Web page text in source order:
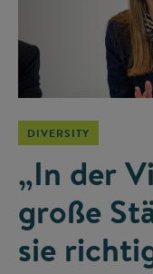
DIVERSITY
„In der
große
sie